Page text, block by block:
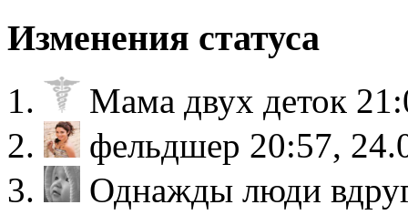
Изменения статуса
Мама двух деток
фельдшер 20:57,
Однажды люди